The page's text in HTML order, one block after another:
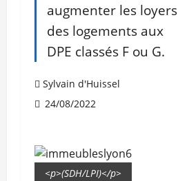
augmenter les loyers
des logements aux
DPE classés F ou G.
Sylvain d'Huissel
24/08/2022
<p>(SDH/LPI)</p>